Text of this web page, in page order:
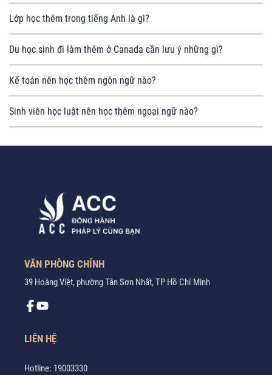
Lớp học thêm trong tiếng Anh là gì?
Du học sinh đi làm thêm ở Canada cần lưu ý những gì?
Kế toán nên học thêm ngôn ngữ nào?
Sinh viên học luật nên học thêm ngoại ngữ nào?
VĂN PHÒNG CHÍNH
39 Hoàng Việt, phường Tân Sơn Nhất, TP Hồ Chí Minh
LIÊN HỆ
Hotline: 19003330